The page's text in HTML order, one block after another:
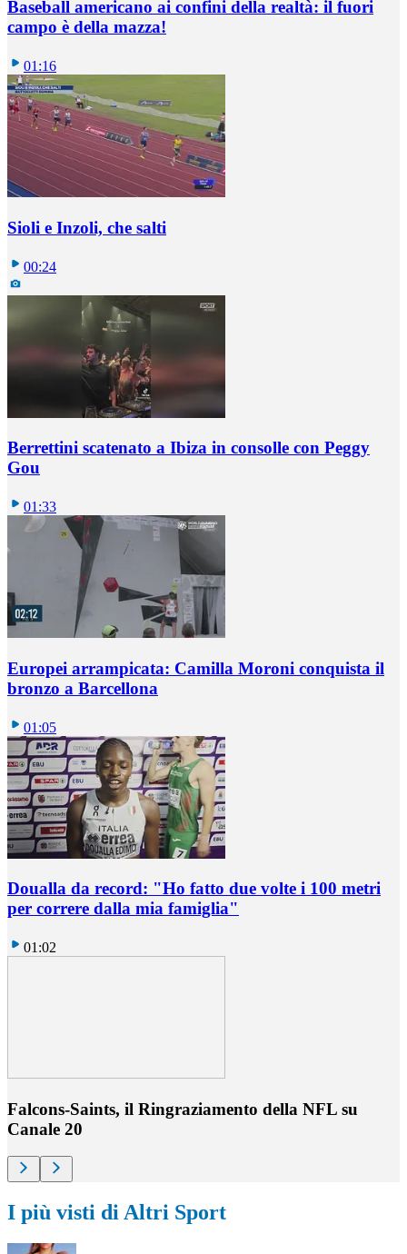
Baseball americano ai confini della realtà: il fuori
campo è della mazza!
01:16
Sioli e Inzoli, che salti
00:24
Berrettini scatenato a Ibiza in consolle con Peggy
Gou
01:33
Europei arrampicata: Camilla Moroni conquista il
bronzo a Barcellona
01:05
Doualla da record: "Ho fatto due volte i 100 metri
per correre dalla mia famiglia"
01:02
Falcons-Saints, il Ringraziamento della NFL su
Canale 20
I più visti di Altri Sport